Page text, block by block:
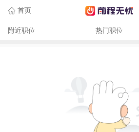
首页
附近职位 热门职位